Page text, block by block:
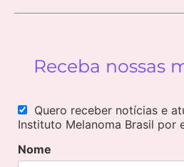
Receba nossas
Quero receber notícias e
Instituto Melanoma Brasil por
Nome